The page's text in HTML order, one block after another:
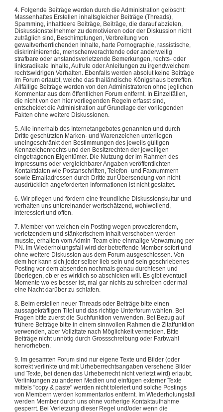
4. Folgende Beiträge werden durch die Administration gelöscht:
Massenhaftes Erstellen inhaltsgleicher Beiträge (Threads),
Spamming, inhaltleere Beiträge, Beiträge, die darauf abzielen,
Diskussionsteilnehmer zu demotivieren oder der Diskussion nicht
zuträglich sind, Beschimpfungen, Verbreitung von
gewaltverherrlichenden Inhalte, harte Pornographie, rassistische,
diskriminierende, menschenverachtende oder anderweitig
strafbare oder anstandsverletzende Bemerkungen, rechts- oder
linksradikale Inhalte, Aufrufe oder Anleitungen zu irgendwelchem
rechtswidrigen Verhalten. Ebenfalls werden absolut keine Beiträge
im Forum erlaubt, welche das thailändische Königshaus betreffen.
Allfällige Beiträge werden von den Administratoren ohne jeglichen
Kommentar aus dem öffentlichen Forum entfernt. In Einzelfällen,
die nicht von den hier vorliegenden Regeln erfasst sind,
entscheidet die Administration auf Grundlage der vorliegenden
Fakten ohne weitere Diskussionen.
5. Alle innerhalb des Internetangebotes genannten und durch
Dritte geschützten Marken- und Warenzeichen unterliegen
uneingeschränkt den Bestimmungen des jeweils gültigen
Kennzeichenrechts und den Besitzrechten der jeweiligen
eingetragenen Eigentümer. Die Nutzung der im Rahmen des
Impressums oder vergleichbarer Angaben veröffentlichten
Kontaktdaten wie Postanschriften, Telefon- und Faxnummern
sowie Emailadressen durch Dritte zur Übersendung von nicht
ausdrücklich angeforderten Informationen ist nicht gestattet.
6. Wir pflegen und fördern eine freundliche Diskussionskultur und
verhalten uns untereinander wertschätzend, wohlwollend,
interessiert und offen.
7. Member von welchen ein Posting wegen provozierendem,
verletzendem und stänkerischem Inhalt verschoben werden
musste, erhalten vom Admin-Team eine einmalige Verwarnung per
PN. Im Wiederholungsfall wird der betreffende Member sofort und
ohne weitere Diskussion aus dem Forum ausgeschlossen. Von
dem her kann sich jeder selber lieb sein und sein geschriebenes
Posting vor dem absenden nochmals genau durchlesen und
überlegen, ob er es wirklich so abschicken will. Es gibt eventuell
Momente wo es besser ist, mal gar nichts zu schreiben oder mal
eine Nacht darüber zu schlafen.
8. Beim erstellen neuer Threads oder Beiträge bitte einen
aussagekräftigen Titel und das richtige Unterforum wählen. Bei
Fragen bitte zuerst die Suchfunktion verwenden. Bei Bezug auf
frühere Beiträge bitte in einem sinnvollen Rahmen die Zitatfunktion
verwenden, aber Vollzitate nach Möglichkeit vermeiden. Bitte
Beiträge nicht unnötig durch Grossschreibung oder Farbwahl
hervorheben.
9. Im gesamten Forum sind nur eigene Texte und Bilder (oder
korrekt verlinkte und mit Urheberrechtsangaben versehene Bilder
und Texte, bei denen das Urheberrecht nicht verletzt wird) erlaubt.
Verlinkungen zu anderen Medien und einfügen externer Texte
mittels "copy & paste" werden nicht toleriert und solche Postings
von Membern werden kommentarlos entfernt. Im Wiederholungsfall
werden Member durch uns ohne vorherige Kontaktaufnahme
gesperrt. Bei Verletzung dieser Regel und/oder wenn die